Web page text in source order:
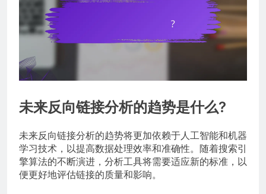
未来反向链接分析的趋势是什么?
未来反向链接分析的趋势将更加依赖于人工智能和机器
学习技术，以提高数据处理效率和准确性。随着搜索引
擎算法的不断演进，分析工具将需要适应新的标准，以
便更好地评估链接的质量和影响。